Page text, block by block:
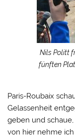
Nils Politt
fünften
Paris-Roubaix
Gelassenheit
geben und
von hier nehme ich